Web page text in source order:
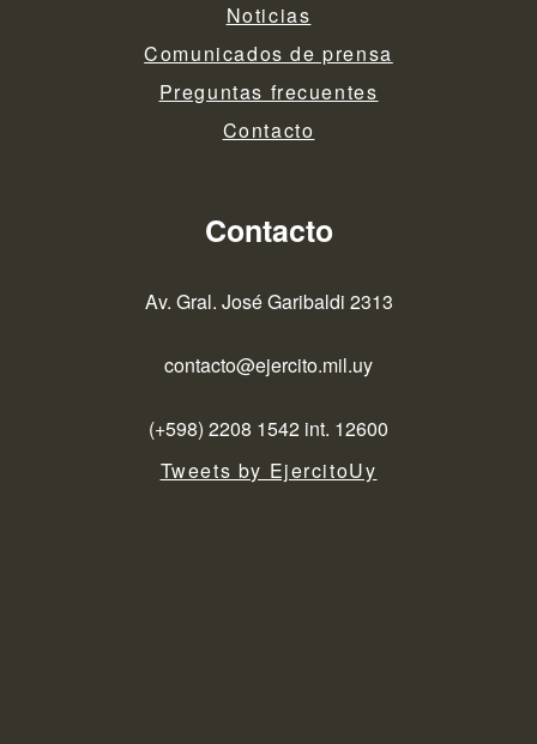
Noticias
Comunicados de prensa
Preguntas frecuentes
Contacto
Contacto
Av. Gral. José Garibaldi 2313
contacto@ejercito.mil.uy
(+598) 2208 1542 int. 12600
Tweets by EjercitoUy